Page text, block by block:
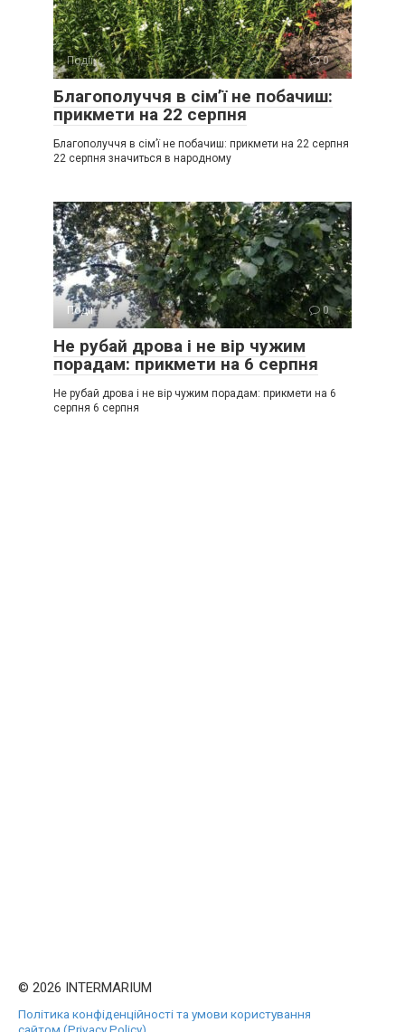
Події 0
Благополуччя в сім’ї не побачиш:
прикмети на 22 серпня
Благополуччя в сім’ї не побачиш: прикмети на 22 серпня
22 серпня значиться в народному
Події 0
Не рубай дрова і не вір чужим
порадам: прикмети на 6 серпня
Не рубай дрова і не вір чужим порадам: прикмети на 6
серпня 6 серпня
© 2026 INTERMARIUM
Політика конфіденційності та умови користування